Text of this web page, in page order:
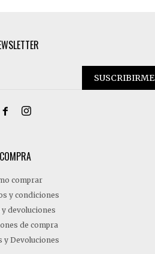
COMPRA
comprar
y condiciones
devoluciones
de compra
y Devoluciones
SUSCRIBIRME
 